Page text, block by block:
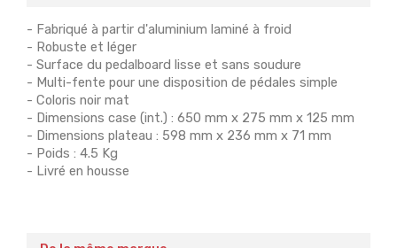
- Fabriqué à partir d'aluminium laminé à froid
- Robuste et léger
- Surface du pedalboard lisse et sans soudure
- Multi-fente pour une disposition de pédales simple
- Coloris noir mat
- Dimensions case (int.) : 650 mm x 275 mm x 125 mm
- Dimensions plateau : 598 mm x 236 mm x 71 mm
- Poids : 4.5 Kg
- Livré en housse